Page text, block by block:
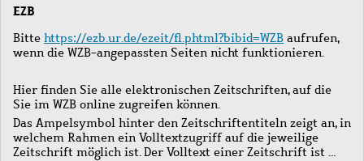
EZB
Bitte https://ezb.ur.de/ezeit/fl.phtml?bibid=WZB aufrufen,
wenn die WZB-angepassten Seiten nicht funktionieren.
Hier finden Sie alle elektronischen Zeitschriften, auf die
Sie im WZB online zugreifen können.
Das Ampelsymbol hinter den Zeitschriftentiteln zeigt an, in
welchem Rahmen ein Volltextzugriff auf die jeweilige
Zeitschrift möglich ist. Der Volltext einer Zeitschrift ist …